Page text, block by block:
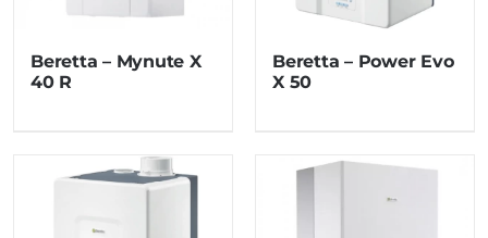
Beretta – Mynute X
40 R
Beretta – Power Evo
X 50